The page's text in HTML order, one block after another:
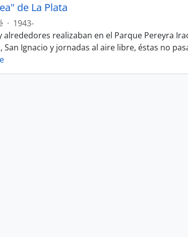
de La Plata
· 1943-
alrededores realizaban en el Parque Pereyra
San Ignacio y jornadas al aire libre, éstas no